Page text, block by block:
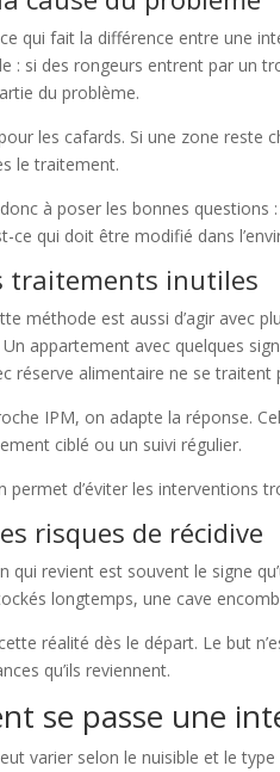
ce qui fait la différence entre une
: si des rongeurs entrent par un
du problème.
les cafards. Si une zone reste
le traitement.
à poser les bonnes questions
ce qui doit être modifié dans
traitements inutiles
méthode est aussi d’agir avec
Un appartement avec quelques
réserve alimentaire ne se traitent
IPM, on adapte la réponse.
ciblé ou un suivi régulier.
permet d’éviter les interventions
risques de récidive
qui revient est souvent le signe
longtemps, une cave
réalité dès le départ. Le but
qu’ils reviennent.
se passe une
varier selon le nuisible et le